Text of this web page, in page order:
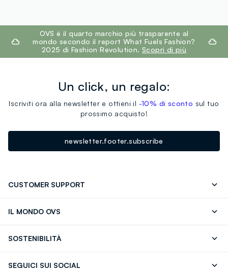
footer.ariatitleOVS è il quarto marchio più trasparente al
mondo secondo il report What Fuels Fashion?
2025 di Fashion Revolution. Scopri di più
Un click, un regalo:
Iscriviti ora alla newsletter e ottieni il -10% di sconto sul tuo
prossimo acquisto!
newsletter.footer.subscribe
CUSTOMER SUPPORT
IL MONDO OVS
Giftcard
SOSTENIBILITÀ
SEGUICI SUI SOCIAL